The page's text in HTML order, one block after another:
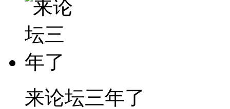
来论坛三年了